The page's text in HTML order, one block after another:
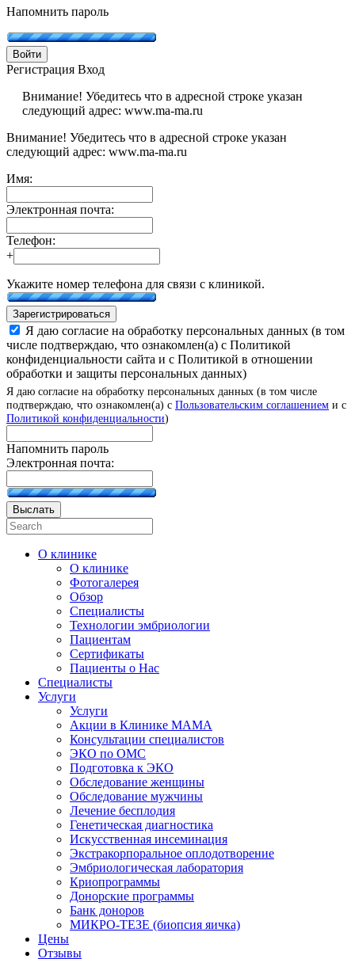
Напомнить пароль
Войти
Регистрация Вход
Внимание! Убедитесь что в адресной строке указан
следующий адрес: www.ma-ma.ru
Внимание! Убедитесь что в адресной строке указан
следующий адрес: www.ma-ma.ru
Имя:
Электронная почта:
Телефон:
+
Укажите номер телефона для связи с клиникой.
Зарегистрироваться
Я даю согласие на обработку персональных данных (в том
числе подтверждаю, что ознакомлен(а) с Политикой
конфиденциальности сайта и с Политикой в отношении
обработки и защиты персональных данных)
Я даю согласие на обработку персональных данных (в том числе
подтверждаю, что ознакомлен(а) с Пользовательским соглашением и с
Политикой конфиденциальности)
Напомнить пароль
Электронная почта:
Выслать
О клинике
О клинике
Фотогалерея
Обзор
Специалисты
Технологии эмбриологии
Пациентам
Сертификаты
Пациенты о Нас
Специалисты
Услуги
Услуги
Акции в Клинике МАМА
Консультации специалистов
ЭКО по ОМС
Подготовка к ЭКО
Обследование женщины
Обследование мужчины
Лечение бесплодия
Генетическая диагностика
Искусственная инсеминация
Экстракорпоральное оплодотворение
Эмбриологическая лаборатория
Криопрограммы
Донорские программы
Банк доноров
МИКРО-ТЕЗЕ (биопсия яичка)
Цены
Отзывы